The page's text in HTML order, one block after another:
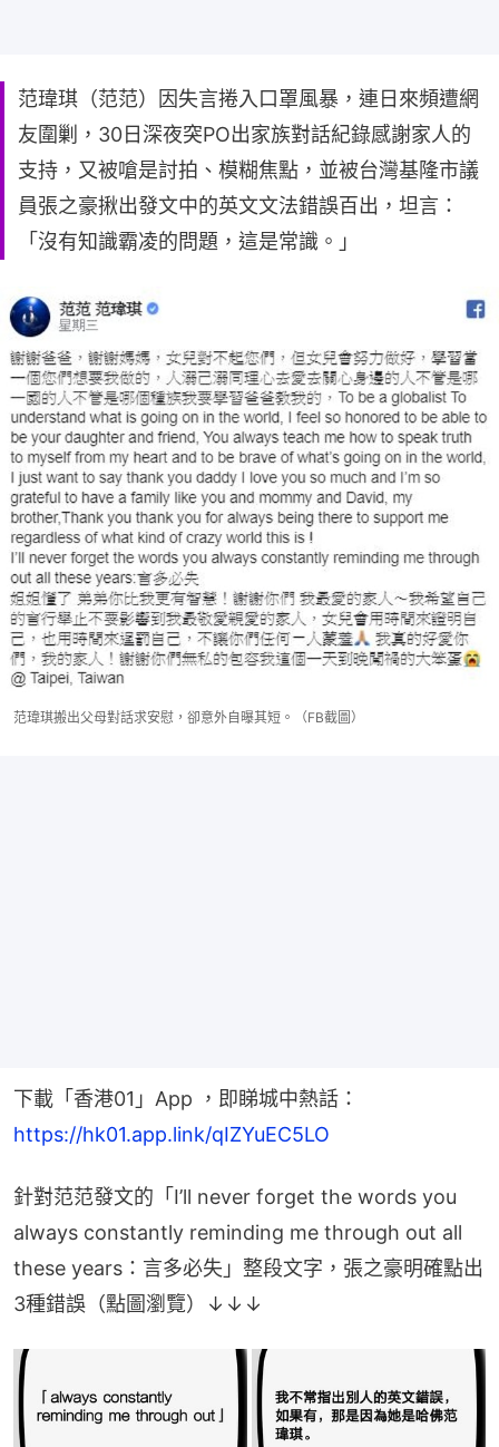
范瑋琪（范范）因失言捲入口罩風暴，連日來頻遭網
友圍剿，30日深夜突PO出家族對話紀錄感謝家人的
支持，又被嗆是討拍、模糊焦點，並被台灣基隆市議
員張之豪揪出發文中的英文文法錯誤百出，坦言：
「沒有知識霸凌的問題，這是常識。」
范瑋琪搬出父母對話求安慰，卻意外自曝其短。（FB截圖）
下載「香港01」App ，即睇城中熱話：
https://hk01.app.link/qIZYuEC5LO
針對范范發文的「I’ll never forget the words you
always constantly reminding me through out all
these years：言多必失」整段文字，張之豪明確點出
3種錯誤（點圖瀏覽）↓↓↓